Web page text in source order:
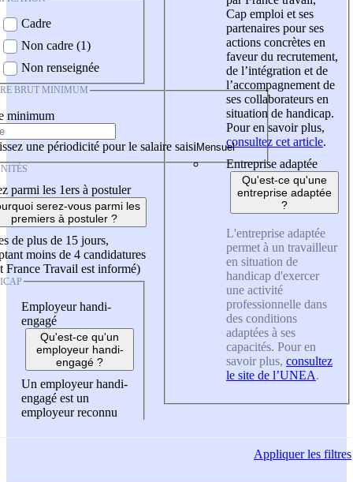
Cadre
Non cadre (1)
Non renseignée
BRUT MINIMUM
minimum
une périodicité pour le salaire saisi
parmi les 1ers à postuler
serez-vous parmi les
premiers à postuler ?
de plus de 15 jours,
moins de 4 candidatures
France Travail est informé)
Employeur handi-
engagé
Qu'est-ce qu'un
employeur handi-
engagé ?
Un employeur handi-
engagé est un
employeur reconnu
Cap emploi et ses
partenaires pour ses
actions concrètes en
faveur du recrutement,
de l’intégration et de
l’accompagnement de
ses collaborateurs en
situation de handicap.
Pour en savoir plus,
consultez cet article.
Entreprise adaptée
Qu'est-ce qu'une
entreprise adaptée
?
L'entreprise adaptée
permet à un travailleur
en situation de
handicap d'exercer
une activité
professionnelle dans
des conditions
adaptées à ses
capacités. Pour en
savoir plus, consultez
le site de l’UNEA.
Appliquerles filtres